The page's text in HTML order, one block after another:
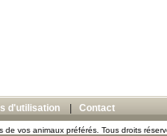
d'utilisation Contact
vos animaux préférés. Tous droits